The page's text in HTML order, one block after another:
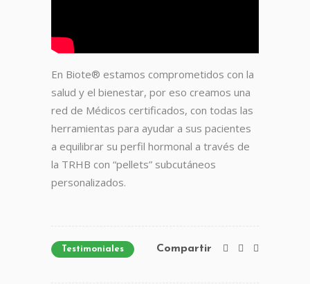
En Biote® estamos comprometidos con la
salud y el bienestar, por eso creamos una
red de Médicos certificados, con todas las
herramientas para ayudar a sus pacientes
a equilibrar su perfil hormonal a través de
la TRHB con “pellets” subcutáneos
personalizados.
Testimoniales Compartir